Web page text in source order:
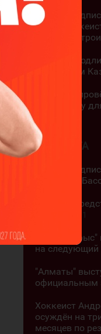
"Арлан"
тремя
шайбы на
"Арлан"
чемпионом
"Алматы"
тренировку
4 АВГУСТА
"Арлан"
Кириллом
"Горняк"
1
на следующий
"Алматы"
официальным
Хоккеист
осуждён на
месяцев по